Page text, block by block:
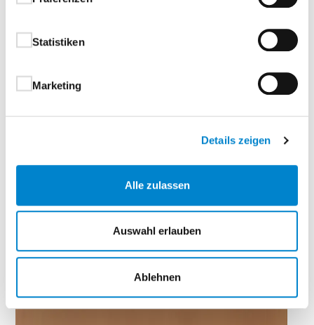
Statistiken
Marketing
Details zeigen
Alle zulassen
Auswahl erlauben
Ablehnen